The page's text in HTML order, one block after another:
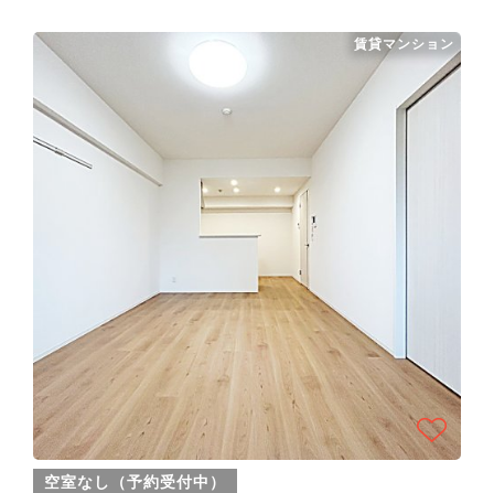
空室なし（予約受付中）
賃貸マンション